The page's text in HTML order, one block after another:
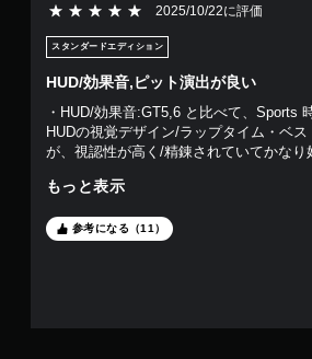
5段階評価の5 2025/10/22に評価
スタンダードエディション
HUD/効果音,ピット演出が良い
・HUD/効果音:GT5,6 と比べて、Sports
HUDの視覚デザイン/ラップタイム・ベ
が、視認性が高く/精錬されていてかなり
ときのブレーキのような機械の音,ピット
醍醐味の一つである"ピット戦略/作業の良
もっと表示
参考になる（11）